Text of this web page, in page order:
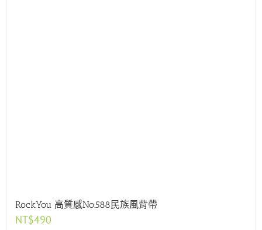
RockYou 高質感No.588民族風背帶
NT$490